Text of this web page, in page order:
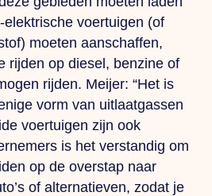
voertuigen (of
moeten aanschaffen,
rijden op diesel, benzine of
rijden. Meijer: “Het is
vorm van uitlaatgassen
voertuigen zijn ook
is het verstandig om
op de overstap naar
of alternatieven, zodat je